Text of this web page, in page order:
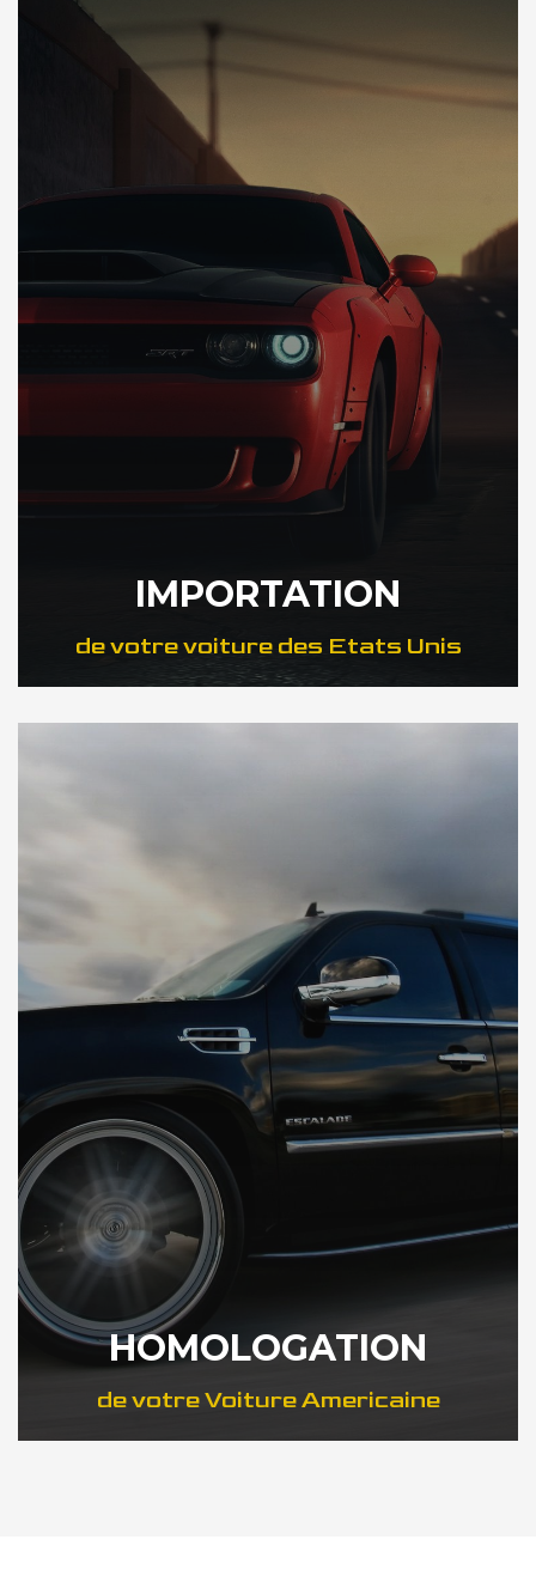
DÉCOUVREZ VOTRE INSPECTION AUTO USA
IMPORTATION
de votre voiture des Etats Unis
HOMOLOGATION
de votre Voiture Americaine